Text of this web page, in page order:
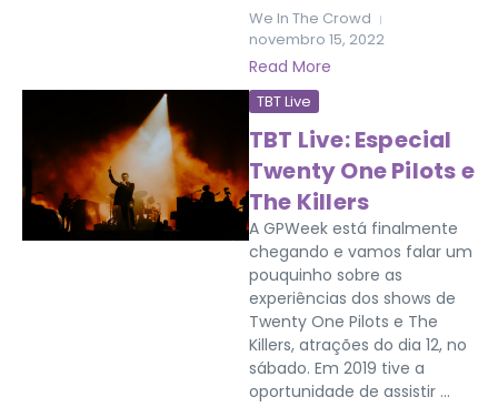
We In The Crowd
novembro 15, 2022
Read More
TBT Live
TBT Live: Especial
Twenty One Pilots e
The Killers
A GPWeek está finalmente
chegando e vamos falar um
pouquinho sobre as
experiências dos shows de
Twenty One Pilots e The
Killers, atrações do dia 12, no
sábado. Em 2019 tive a
oportunidade de assistir ...